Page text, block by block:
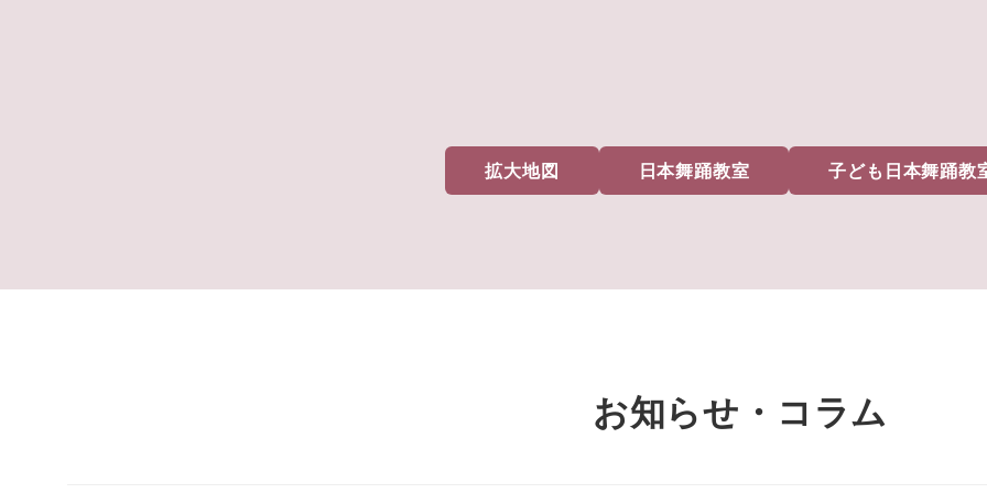
拡大地図 日本舞踊教室 子ども日本舞踊教
お知らせ・コラム